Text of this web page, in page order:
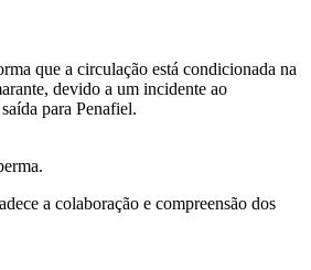
que a circulação está condicionada na
devido a um incidente ao
para Penafiel.
a colaboração e compreensão dos